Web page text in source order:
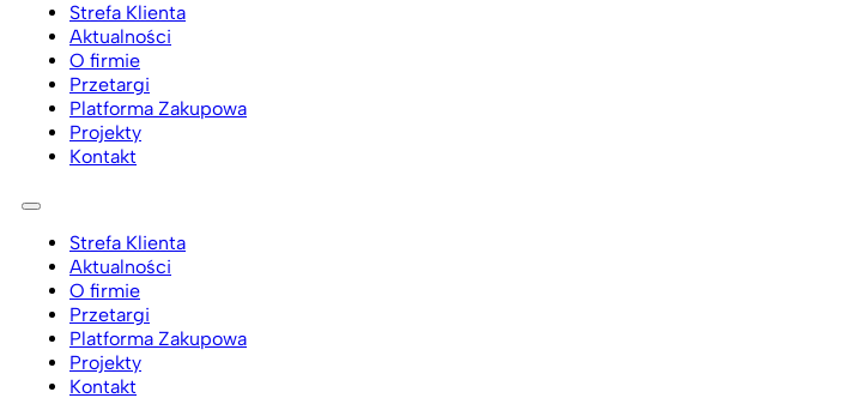
Strefa Klienta
Aktualności
O firmie
Przetargi
Platforma Zakupowa
Projekty
Kontakt
Strefa Klienta
Aktualności
O firmie
Przetargi
Platforma Zakupowa
Projekty
Kontakt